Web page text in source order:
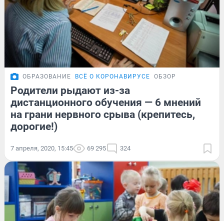
ОБРАЗОВАНИЕ ВСЁ О КОРОНАВИРУСЕ ОБЗОР
Родители рыдают из-за
дистанционного обучения — 6 мнений
на грани нервного срыва (крепитесь,
дорогие!)
7 апреля, 2020, 15:45 69 295 324